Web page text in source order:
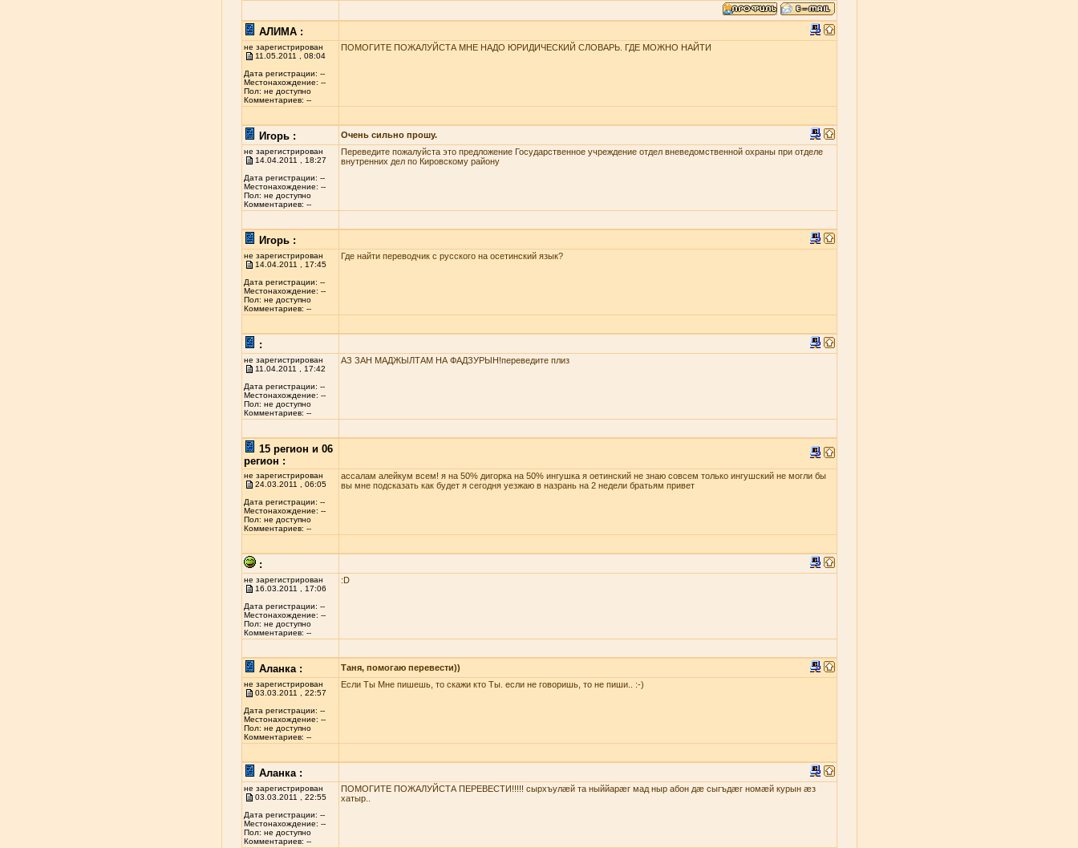
АЛИМА :
не зарегистрирован
11.05.2011 , 08:04
Дата регистрации: --
Местонахождение: --
Пол: не доступно
Комментариев: --
ПОМОГИТЕ ПОЖАЛУЙСТА МНЕ НАДО ЮРИДИЧЕСКИЙ СЛОВАРЬ. ГДЕ МОЖНО НАЙТИ
Игорь : Очень сильно прошу.
не зарегистрирован
14.04.2011 , 18:27
Дата регистрации: --
Местонахождение: --
Пол: не доступно
Комментариев: --
Переведите пожалуйста это предложение Государственное учреждение отдел вневедомственной охраны при отделе
внутренних дел по Кировскому району
Игорь :
не зарегистрирован
14.04.2011 , 17:45
Дата регистрации: --
Местонахождение: --
Пол: не доступно
Комментариев: --
Где найти переводчик с русского на осетинский язык?
:
не зарегистрирован
11.04.2011 , 17:42
Дата регистрации: --
Местонахождение: --
Пол: не доступно
Комментариев: --
АЗ ЗАН МАДЖЫЛТАМ НА ФАДЗУРЫН!переведите плиз
15 регион и 06
регион :
не зарегистрирован
24.03.2011 , 06:05
Дата регистрации: --
Местонахождение: --
Пол: не доступно
Комментариев: --
ассалам алейкум всем! я на 50% дигорка на 50% ингушка я оетинский не знаю совсем только ингушский не могли бы
вы мне подсказать как будет я сегодня уезжаю в назрань на 2 недели братьям привет
:
не зарегистрирован
16.03.2011 , 17:06
Дата регистрации: --
Местонахождение: --
Пол: не доступно
Комментариев: --
:D
Аланка : Таня, помогаю перевести))
не зарегистрирован
03.03.2011 , 22:57
Дата регистрации: --
Местонахождение: --
Пол: не доступно
Комментариев: --
Если Ты Мне пишешь, то скажи кто Ты. если не говоришь, то не пиши.. :-)
Аланка :
не зарегистрирован
03.03.2011 , 22:55
Дата регистрации: --
Местонахождение: --
Пол: не доступно
Комментариев: --
ПОМОГИТЕ ПОЖАЛУЙСТА ПЕРЕВЕСТИ!!!!! сырхъулæй та ныййарæг мад ныр абон дæ сыгъдæг номæй курын æз
хатыр..